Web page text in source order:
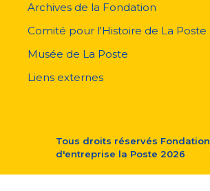
Archives de la Fondation
Comité pour l'Histoire de La Poste
Musée de La Poste
Liens externes
Tous droits réservés Fondation
d'entreprise la Poste 2026